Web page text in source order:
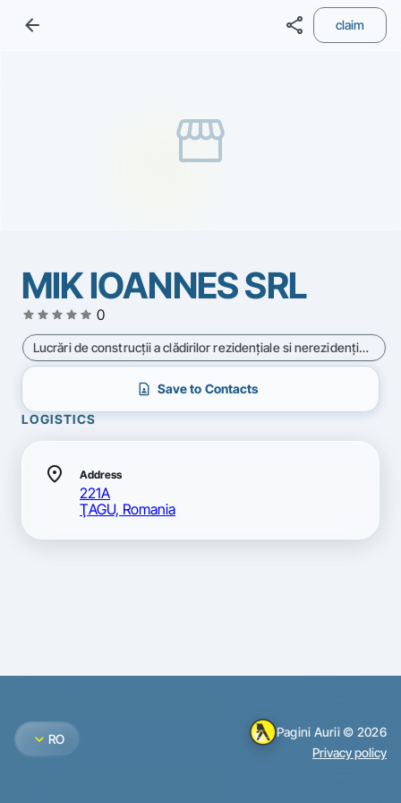
arrow_back share claim
storefront
MIK IOANNES SRL
star star star star star 0
Lucrări de construcţii a clădirilor rezidenţiale si nerezidenţiale - Cod CAEN 4120
contact_page Save to Contacts
LOGISTICS
location_on Address
221A
ŢAGU, Romania
expand_more RO
Pagini Aurii © 2026
Privacy policy